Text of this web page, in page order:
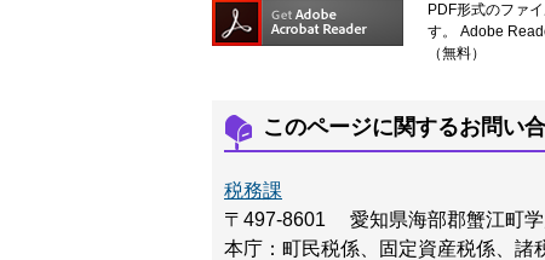
PDF形式のファ
す。
Adobe
（無料）
このページに関するお問い
税務課
〒497-8601
愛知県海部郡蟹江町
本庁：町民税係、固定資産税係、諸